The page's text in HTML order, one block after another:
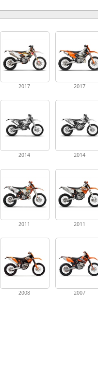
2017 2017
2014 2014
2011 2011
2008 2007